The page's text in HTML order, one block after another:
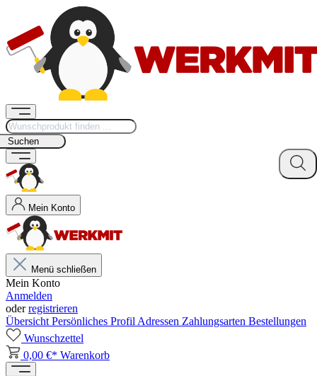
Suchen
Mein Konto
Menü schließen
Mein Konto
Anmelden
oderregistrieren
Übersicht Persönliches Profil Adressen Zahlungsarten Bestellungen
Wunschzettel
0,00 €* Warenkorb